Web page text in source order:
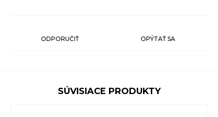
ODPORUČIŤ OPÝTAŤ SA
SÚVISIACE PRODUKTY